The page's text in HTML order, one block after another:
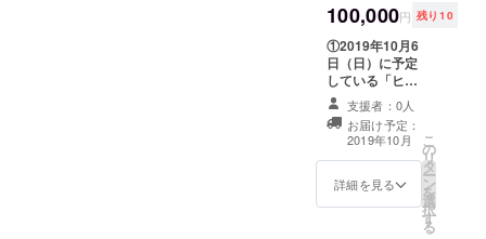
代表
・SDGs政策
委員会書記
幹事
・リンゴの
き認可保育
園第三者委
員
・伊藤塾秋
法」の作成に携
わった高校生か
ら感謝状をお送
りいたします。
④10月6日
（日）、慶應義
塾大学三田キャ
ンパス内で開催
予定の「ヒー
果発表会にご招
待いたします。
午後1時からを予
表を希望者しな
い場合は、その
旨を備考欄にご
記載ください。
・所属や肩書な
どを備考欄に記
入いただけれ
ば、それらも含
めて発表いたし
ロー六法」をお
送り（郵送）い
100,000円 残り10
①2019年10月6
日（日）に予定
している「ヒー
ロー六法」の成
果発表会で、何
かしらの形でお
名前を発表いた
します。 【支援
時、必ず備考欄
支援者：0人
お届け予定：
2019年10月
詳細を見る
こ
の
リ
タ
ー
ン
を
選
択
す
る